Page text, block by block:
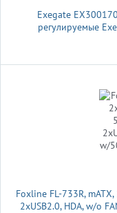
Exegate
регулируемые
(продольные ,
Foxline FL-733R,
2xUSB2.0, HDA, w/o